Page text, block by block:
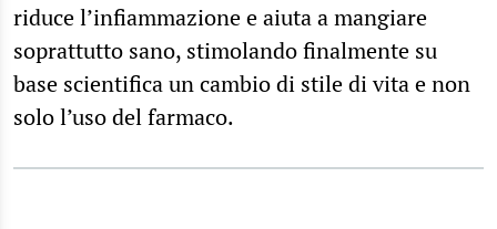
riduce l’infiammazione e aiuta a mangiare
soprattutto sano, stimolando finalmente su
base scientifica un cambio di stile di vita e non
solo l’uso del farmaco.